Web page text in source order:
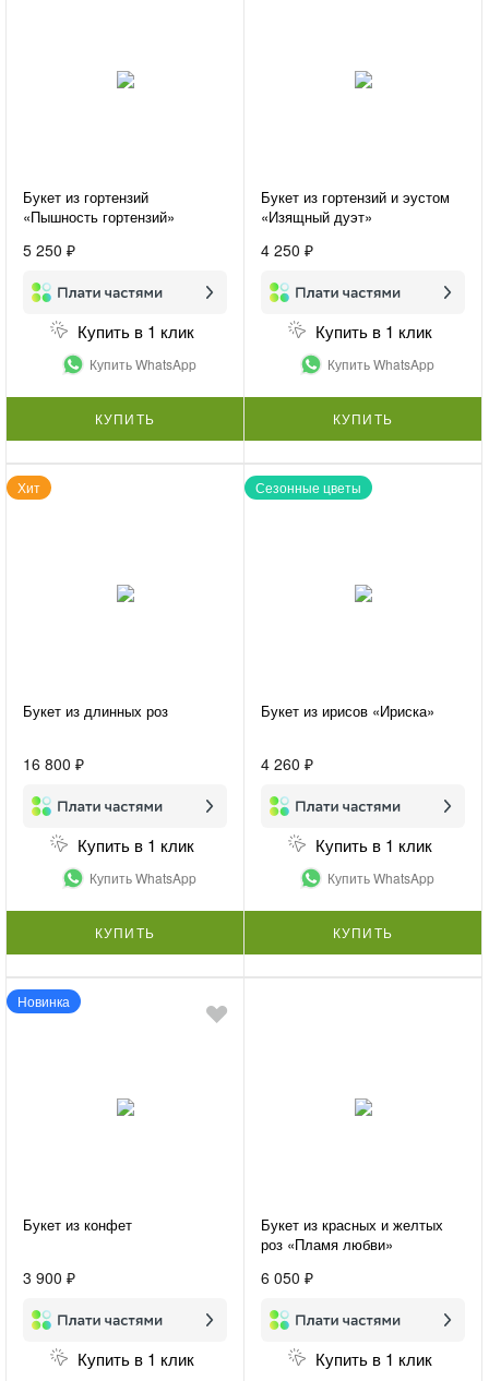
Букет из гортензий
«Пышность гортензий»
5 250 ₽
Купить в 1 клик
Купить WhatsApp
КУПИТЬ
Букет из гортензий и эустом
«Изящный дуэт»
4 250 ₽
Купить в 1 клик
Купить WhatsApp
КУПИТЬ
Хит
Букет из длинных роз
16 800 ₽
Купить в 1 клик
Купить WhatsApp
КУПИТЬ
Сезонные цветы
Букет из ирисов «Ириска»
4 260 ₽
Купить в 1 клик
Купить WhatsApp
КУПИТЬ
Новинка
Букет из конфет
3 900 ₽
Купить в 1 клик
Букет из красных и желтых
роз «Пламя любви»
6 050 ₽
Купить в 1 клик